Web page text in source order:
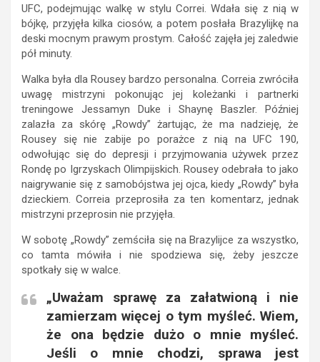
UFC, podejmując walkę w stylu Correi. Wdała się z nią w
bójkę, przyjęła kilka ciosów, a potem posłała Brazylijkę na
deski mocnym prawym prostym. Całość zajęła jej zaledwie
pół minuty.
Walka była dla Rousey bardzo personalna. Correia zwróciła
uwagę mistrzyni pokonując jej koleżanki i partnerki
treningowe Jessamyn Duke i Shaynę Baszler. Później
zalazła za skórę „Rowdy” żartując, że ma nadzieję, że
Rousey się nie zabije po porażce z nią na UFC 190,
odwołując się do depresji i przyjmowania używek przez
Rondę po Igrzyskach Olimpijskich. Rousey odebrała to jako
naigrywanie się z samobójstwa jej ojca, kiedy „Rowdy” była
dzieckiem. Correia przeprosiła za ten komentarz, jednak
mistrzyni przeprosin nie przyjęła.
W sobotę „Rowdy” zemściła się na Brazylijce za wszystko,
co tamta mówiła i nie spodziewa się, żeby jeszcze
spotkały się w walce.
„Uważam sprawę za załatwioną i nie
zamierzam więcej o tym myśleć. Wiem,
że ona będzie dużo o mnie myśleć.
Jeśli o mnie chodzi, sprawa jest